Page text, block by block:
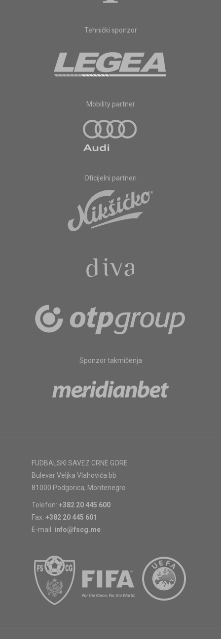
Tehnički sponzor
Mobility partner
Oficijelni partneri
Sponzor takmičenja
FUDBALSKI SAVEZ CRNE GORE
Bulevar Veljka Vlahovića bb
81000 Podgorica, Montenegro
Telefon: +382 20 445 600
Fax: +382 20 445 601
E-mail: info@fscg.me